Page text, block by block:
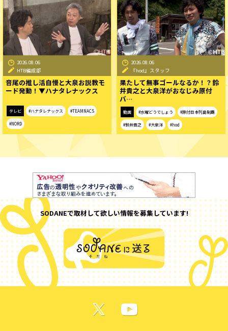
2026.08.06
HTB編成部
音尾の推し活自慢と大泉お説教モ
ード発動！▼ハナタレナックス
テレビ #ハナタレナックス #TEAMNACS
#NORD
2026.08.06
『hod』スタッフ
果たして無事ゴールなるか！？鈴
井貴之と大泉洋がおなじみ原付
バ…
動画 #水曜どうでしょう #原付日本列島制覇
#鈴井貴之 #大泉洋 #hod
SODANEで取材して欲しい情報を募集しています!